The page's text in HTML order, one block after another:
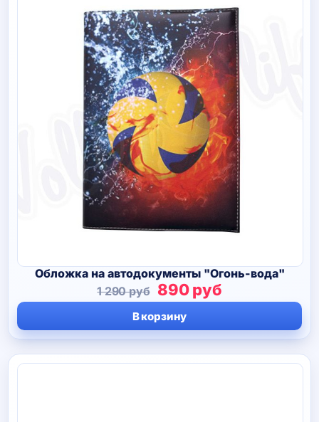
Обложка на автодокументы "Огонь-вода"
1 290руб Первоначальная
цена
составляла
1
290 руб.
890рубТекущая
цена:
890 руб.
В корзину